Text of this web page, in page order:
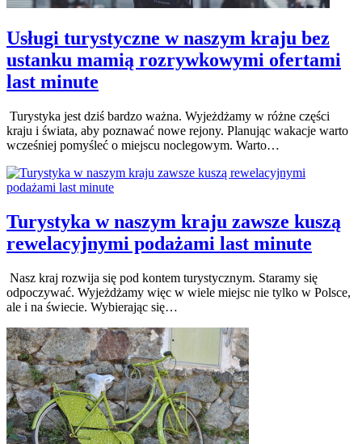
Usługi turystyczne w naszym kraju bez
ustanku mamią rozrywkowymi ofertami
last minute
Turystyka jest dziś bardzo ważna. Wyjeżdżamy w różne części
kraju i świata, aby poznawać nowe rejony. Planując wakacje warto
wcześniej pomyśleć o miejscu noclegowym. Warto…
Turystyka w naszym kraju zawsze kuszą
rewelacyjnymi podażami last minute
Nasz kraj rozwija się pod kontem turystycznym. Staramy się
odpoczywać. Wyjeżdżamy więc w wiele miejsc nie tylko w Polsce,
ale i na świecie. Wybierając się…